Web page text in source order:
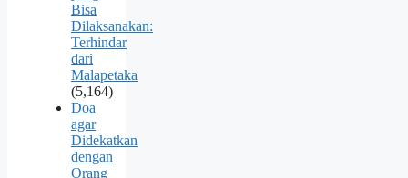
Bisa
Dilaksanakan:
Terhindar
dari
Malapetaka
(5,164)
Doa
agar
Didekatkan
dengan
Orang